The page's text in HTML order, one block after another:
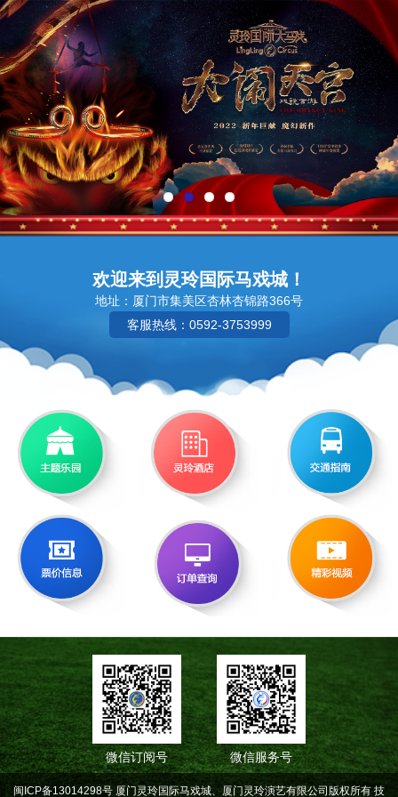
欢迎来到灵玲国际马戏城！
地址：厦门市集美区杏林杏锦路366号
客服热线：0592-3753999
微信订阅号 微信服务号
闽ICP备13014298号 厦门灵玲国际马戏城、厦门灵玲演艺有限公司版权所有 技